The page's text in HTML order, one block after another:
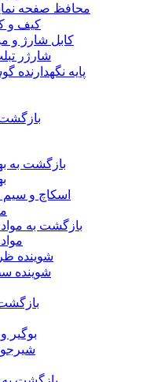
محافظ صفحه
کیف و
کابل شارژ و
شارژر
پایه نگهدارنده
بازگشت به
اسکاچ و
بازگشت به
شوینده
شوینده
بوگیر